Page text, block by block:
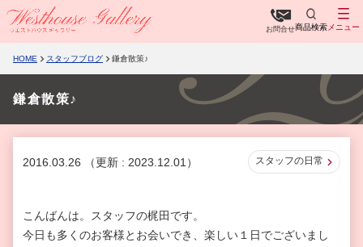
お問合せ商品検索 メニュー
HOME スタッフブログ 鎌倉散策♪
鎌倉散策♪
2016.03.26 （更新 : 2023.12.01） スタッフの日常
こんばんは。スタッフの梶田です。
今日も多くのお客様とお会いでき、楽しい１日でございまし